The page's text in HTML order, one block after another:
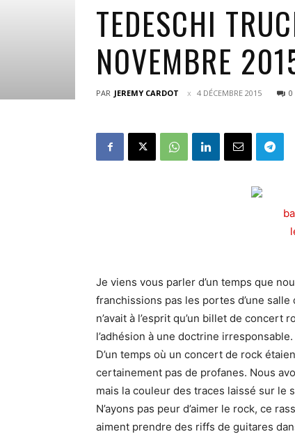
TEDESCHI
NOVEMBRE
PAR JEREMY CARDOT 4 DÉCEMBRE 2015 0
Je viens vous parler d’un temps que
franchissions pas les portes d’une
n’avait à l’esprit qu’un billet de
l’adhésion à une doctrine irresponsable.
D’un temps où un concert de rock
certainement pas de profanes. Nous
mais la couleur des traces laissé sur le
N’ayons pas peur d’aimer le rock, ce
aiment prendre des riffs de guitares